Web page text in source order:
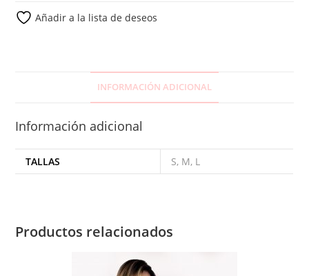
Añadir a la lista de deseos
INFORMACIÓN ADICIONAL
Información adicional
TALLAS S, M, L
Productos relacionados